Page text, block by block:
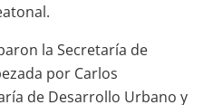
la Secretaría de
por Carlos
de Desarrollo Urbano y